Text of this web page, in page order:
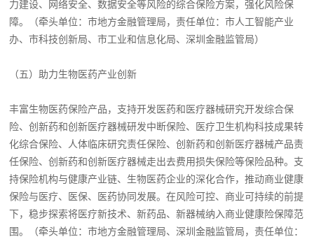
力建设、网络安全、数据安全等风险的综合保险方案，强化风险保
障。（牵头单位：市地方金融管理局，责任单位：市人工智能产业
办、市科技创新局、市工业和信息化局、深圳金融监管局）
（五）助力生物医药产业创新
丰富生物医药保险产品，支持开发医药和医疗器械研究开发综合保
险、创新药和创新医疗器械研发中断保险、医疗卫生机构科技成果转
化综合保险、人体临床研究责任保险、创新药和创新医疗器械产品责
任保险、创新药和创新医疗器械走出去费用损失保险等保险品种。支
持保险机构与健康产业链、生物医药企业的深化合作，推动商业健康
保险与医疗、医保、医药协同发展。在风险可控、商业可持续的前提
下，稳步探索将医疗新技术、新药品、新器械纳入商业健康险保障范
围。（牵头单位：市地方金融管理局、深圳金融监管局，责任单位：